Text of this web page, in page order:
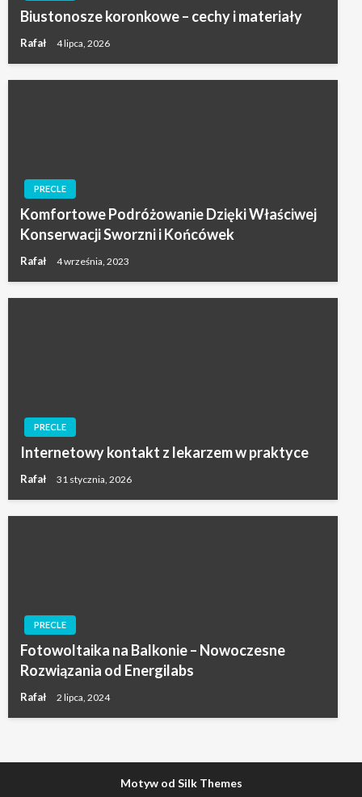
Biustonosze koronkowe – cechy i materiały
Rafał 4 lipca, 2026
PRECLE
Komfortowe Podróżowanie Dzięki Właściwej
Konserwacji Sworzni i Końcówek
Rafał 4 września, 2023
PRECLE
Internetowy kontakt z lekarzem w praktyce
Rafał 31 stycznia, 2026
PRECLE
Fotowoltaika na Balkonie – Nowoczesne
Rozwiązania od Energilabs
Rafał 2 lipca, 2024
Motyw od Silk Themes